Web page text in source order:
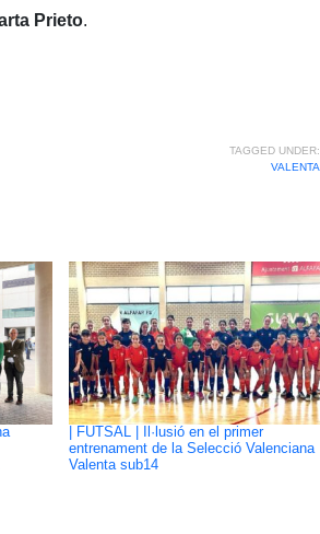
Prieto.
TAGGED UNDER:
VALENTA
| FUTSAL | Il·lusió en el primer
entrenament de la Selecció Valenciana
Valenta sub14